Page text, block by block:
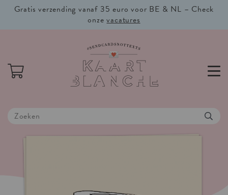
Gratis verzending vanaf 35 euro voor BE & NL – Check
onzevacatures